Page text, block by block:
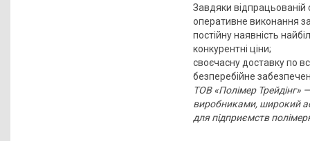
Завдяки відпрацьованій
оперативне виконання
постійну наявність
конкурентні ціни;
своєчасну доставку по
безперебійне
ТОВ «Полімер Трейдінг»
виробниками, широкий
для підприємств